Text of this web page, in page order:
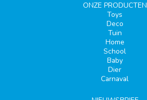
ONZE PRODUCTEN
Toys
Deco
Tuin
Home
School
Baby
Dier
Carnaval